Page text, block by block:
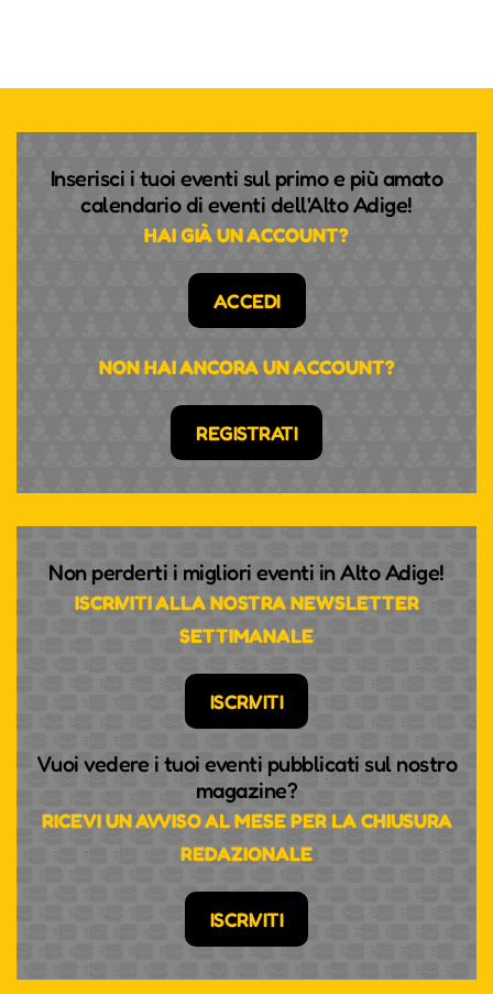
Inserisci i tuoi eventi sul primo e più amato
calendario di eventi dell'Alto Adige!
HAI GIÀ UN ACCOUNT?
ACCEDI
NON HAI ANCORA UN ACCOUNT?
REGISTRATI
Non perderti i migliori eventi in Alto Adige!
ISCRIVITI ALLA NOSTRA NEWSLETTER
SETTIMANALE
ISCRIVITI
Vuoi vedere i tuoi eventi pubblicati sul nostro
magazine?
RICEVI UN AVVISO AL MESE PER LA CHIUSURA
REDAZIONALE
ISCRIVITI